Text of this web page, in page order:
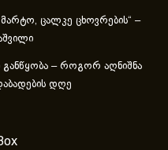
მარ­ტო, ცალ­კე ცხოვ­რე­ბის“ –
– როგორ აღნიშნა
დღე